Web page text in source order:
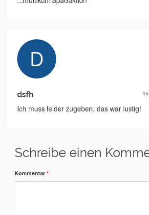
dsfh
Ich muss leider zugeben, das war lustig!
Schreibe einen
Kommentar *